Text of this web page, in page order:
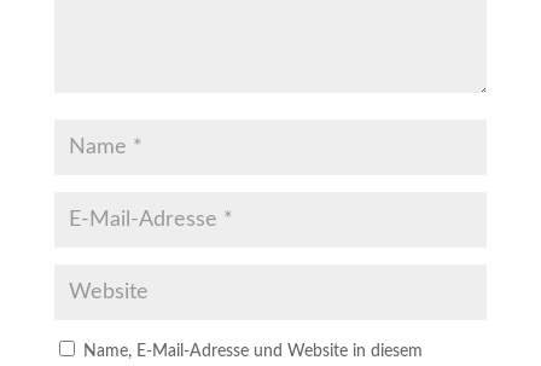
Name, E-Mail-Adresse und Website in diesem